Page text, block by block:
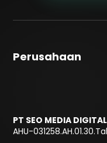
Perusahaan
PT SEO MEDIA DIGITAL
AHU-